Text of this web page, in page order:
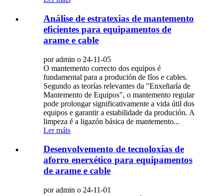
Análise de estratexias de mantemento
eficientes para equipamentos de
arame e cable
por admin o 24-11-05
O mantemento correcto dos equipos é
fundamental para a produción de fíos e cables.
Segundo as teorías relevantes da "Enxeñaría de
Mantemento de Equipos", o mantemento regular
pode prolongar significativamente a vida útil dos
equipos e garantir a estabilidade da produción. A
limpeza é a ligazón básica de mantemento...
Ler máis
Desenvolvemento de tecnoloxías de
aforro enerxético para equipamentos
de arame e cable
por admin o 24-11-01